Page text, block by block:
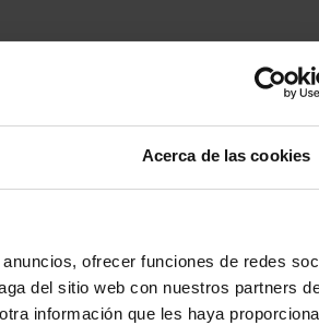
Acerca de las cookies
ofrecer funciones de redes
del sitio web con nuestros partners
información que les haya
especialistas
renovado
postura saludable durante toda la
y se adapte a la forma del
la columna vertebral y el cuello. Si